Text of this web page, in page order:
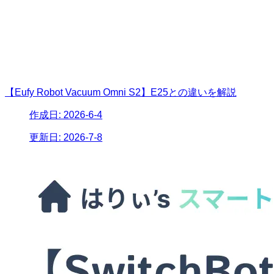
【Eufy Robot Vacuum Omni S2】E25との違いを解説
作成日: 2026-6-4
更新日: 2026-7-8